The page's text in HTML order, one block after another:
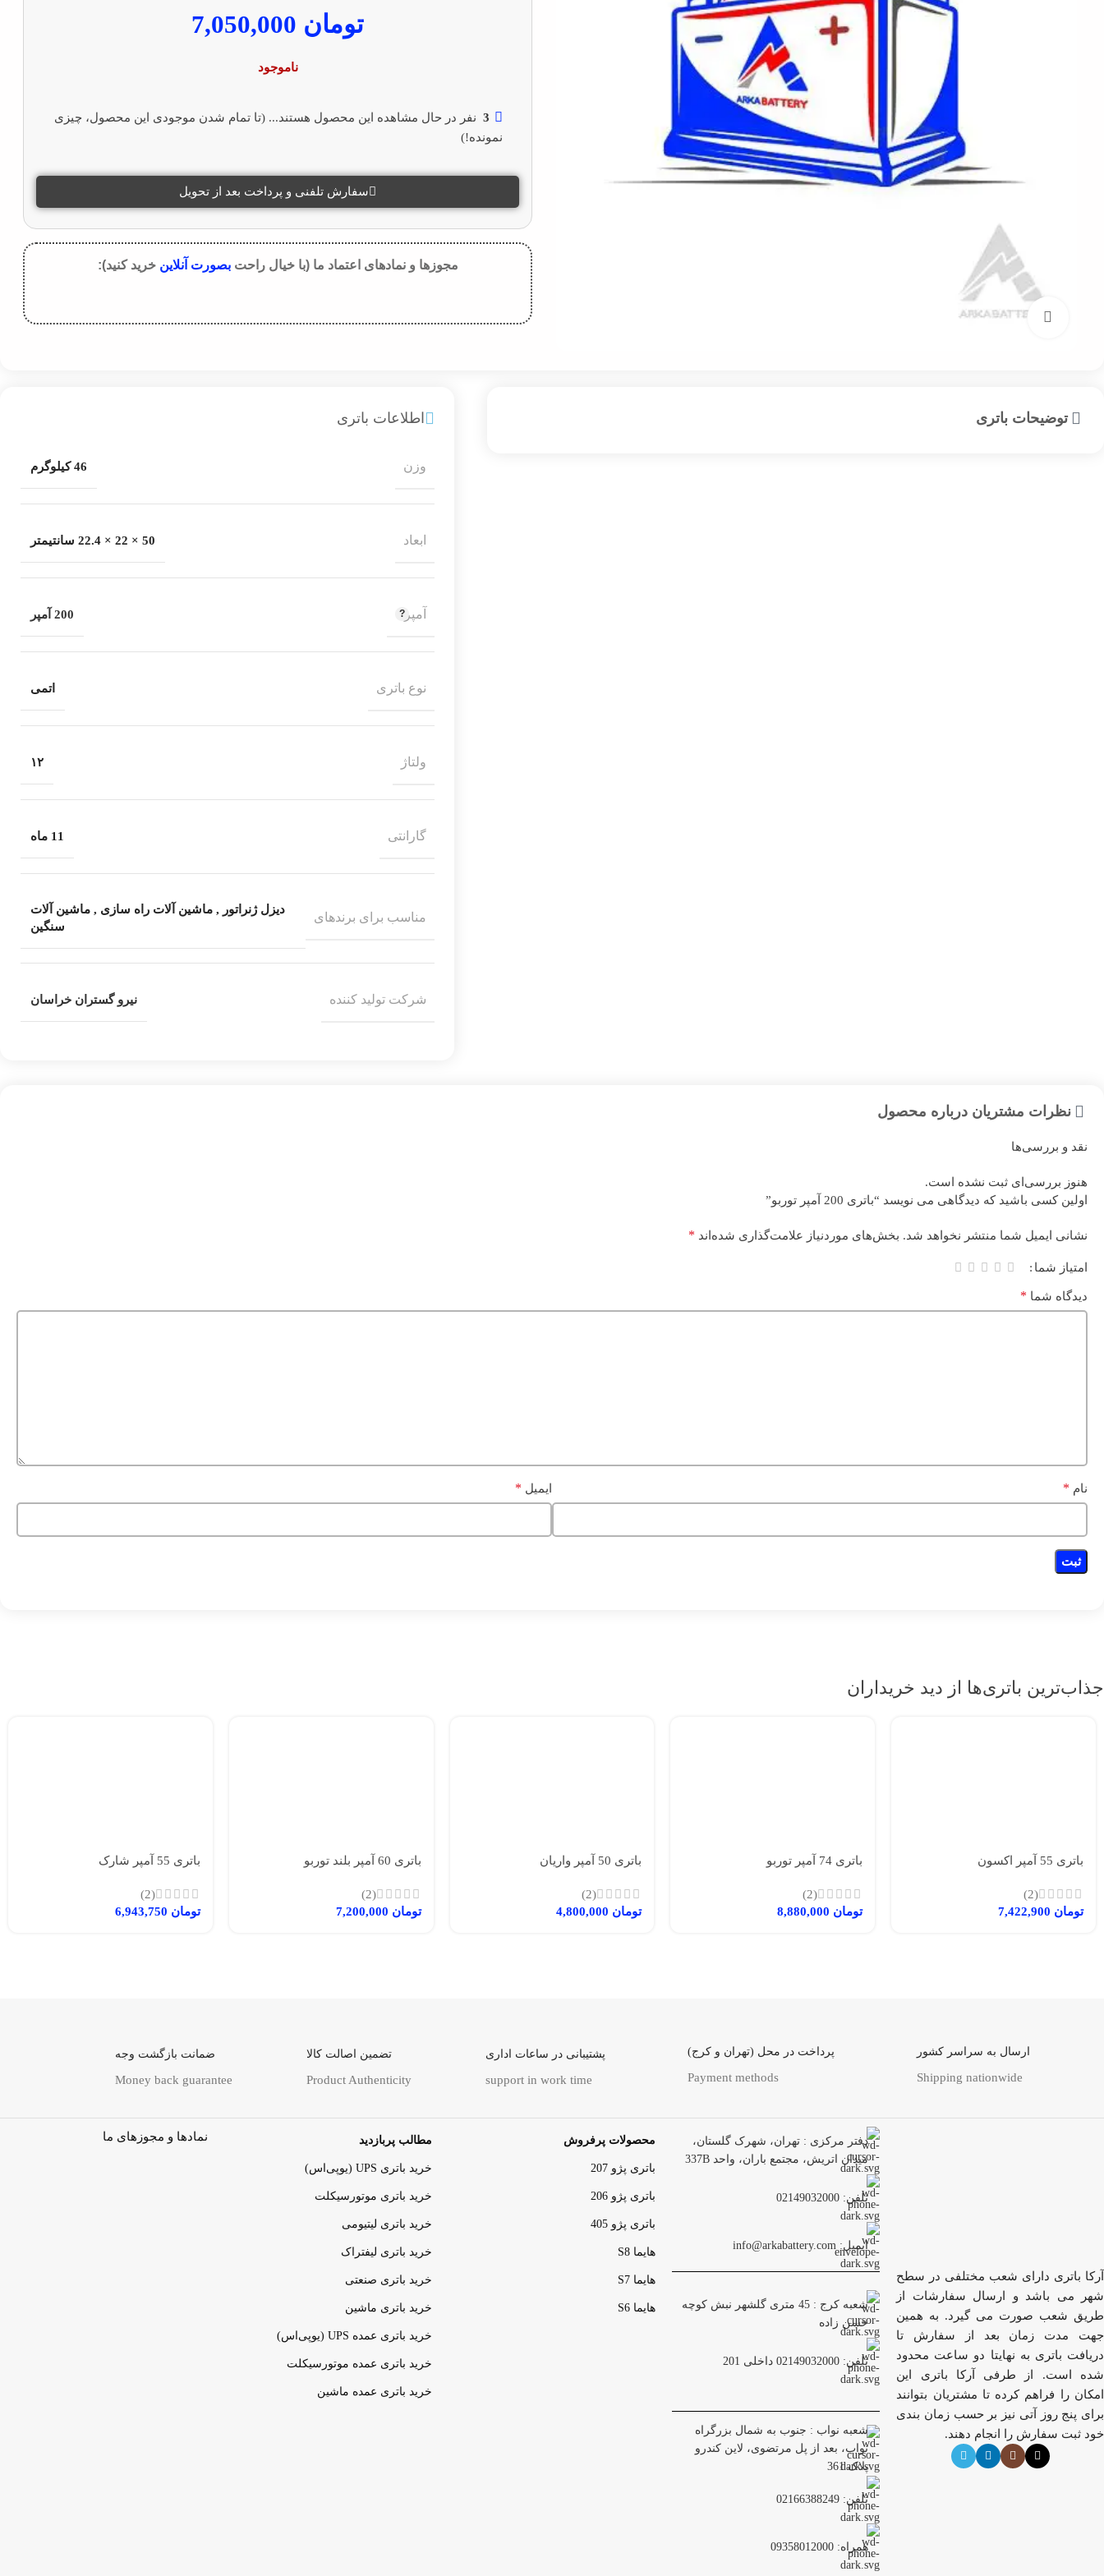
بزرگنمایی تصویر
تومان
ناموجود
3 نفر در حال مشاهده این محصول هستند... (تا تمام شدن موجودی این محصول، چیزی
نمونده!)
سفارش تلفنی و پرداخت بعد از تحویل
مجوزها و نمادهای اعتماد ما (با خیال راحتبصورت آنلاین خرید کنید):
توضیحات باتری اطلاعات باتری
وزن 46 کیلوگرم
ابعاد 50 × 22 × 22.4 سانتیمتر
آمپر 200 آمپر
نوع باتری اتمی
ولتاژ ۱۲
گارانتی 11 ماه
مناسب برای برندهای
دیزل ژنراتور ,ماشین آلات راه سازی ,ماشین آلات
سنگین
شرکت تولید کننده نیرو گستران خراسان
نظرات مشتریان درباره محصول
نقد و بررسی‌ها
هنوز بررسی‌ای ثبت نشده است.
اولین کسی باشید که دیدگاهی می نویسد “باتری 200 آمپر توربو”
نشانی ایمیل شما منتشر نخواهد شد. بخش‌های موردنیاز علامت‌گذاری شده‌اند *
امتیاز شما
دیدگاه شما *
نام * ایمیل *
جذاب‌ترین باتری‌ها از دید خریداران
باتری 55 آمپر اکسون
(2)
تومان
باتری 74 آمپر توربو
(2)
تومان
باتری 50 آمپر واریان
(2)
تومان
باتری 60 آمپر بلند توربو
(2)
تومان
باتری 55 آمپر شارک
(2)
تومان
ارسال به سراسر کشور
Shipping nationwide
پرداخت در محل (تهران و کرج)
Payment methods
پشتیبانی در ساعات اداری
support in work time
تضمین اصالت کالا
Product Authenticity
ضمانت بازگشت وجه
Money back guarantee
آرکا باتری دارای شعب مختلفی در سطح
شهر می باشد و ارسال سفارشات از
طریق شعب صورت می گیرد. به همین
جهت مدت زمان بعد از سفارش تا
دریافت باتری به نهایتا دو ساعت محدود
شده است. از طرفی آرکا باتری این
امکان را فراهم کرده تا مشتریان بتوانند
برای پنج روز آتی نیز بر حسب زمان بندی
خود ثبت سفارش را انجام دهند.
دفتر مرکزی : تهران، شهرک گلستان،
میدان اتریش، مجتمع باران، واحد 337B
تلفن: 02149032000
ایمیل: info@arkabattery.com
شعبه کرج : 45 متری گلشهر نبش کوچه
حسن زاده
تلفن: 02149032000 داخلی 201
شعبه نواب : جنوب به شمال بزرگراه
نواب، بعد از پل مرتضوی، لاین کندرو
پلاک 361
تلفن: 02166388249
همراه: 09358012000
محصولات پرفروش
باتری پژو 207
باتری پژو 206
باتری پژو 405
هایما S8
هایما S7
هایما S6
مطالب پربازدید
خرید باتری UPS (یو‌پی‌اس)
خرید باتری موتورسیکلت
خرید باتری لیتیومی
خرید باتری لیفتراک
خرید باتری صنعتی
خرید باتری ماشین
خرید باتری عمده UPS (یو‌پی‌اس)
خرید باتری عمده موتورسیکلت
خرید باتری عمده ماشین
نمادها و مجوزهای ما